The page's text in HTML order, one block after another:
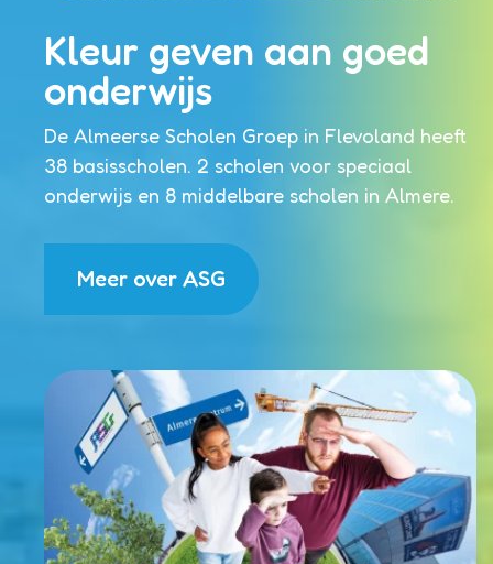
Kleur geven aan goed
onderwijs
De Almeerse Scholen Groep in Flevoland heeft
38 basisscholen. 2 scholen voor speciaal
onderwijs en 8 middelbare scholen in Almere.
Meer over ASG